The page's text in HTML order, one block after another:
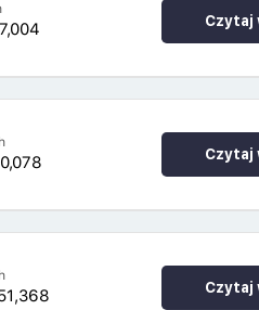
Czytaj
Czytaj
Czytaj